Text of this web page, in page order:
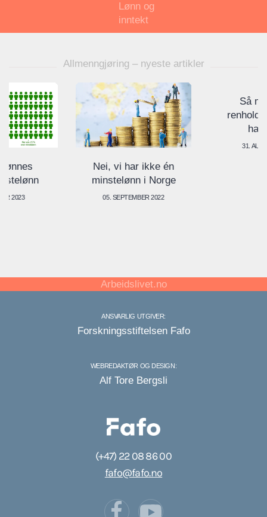
Lønn og
inntekt
Allmenngjøring – nyeste artikler
lønnes
2023
Nei, vi har ikke én
minstelønn i Norge
05. SEPTEMBER 2022
Så
ha i
31.
Arbeidslivet.no
(+47) 22 08 86 00
fafo@fafo.no
ANSVARLIG UTGIVER:
Forskningsstiftelsen Fafo
WEBREDAKTØR OG DESIGN:
Alf Tore Bergsli